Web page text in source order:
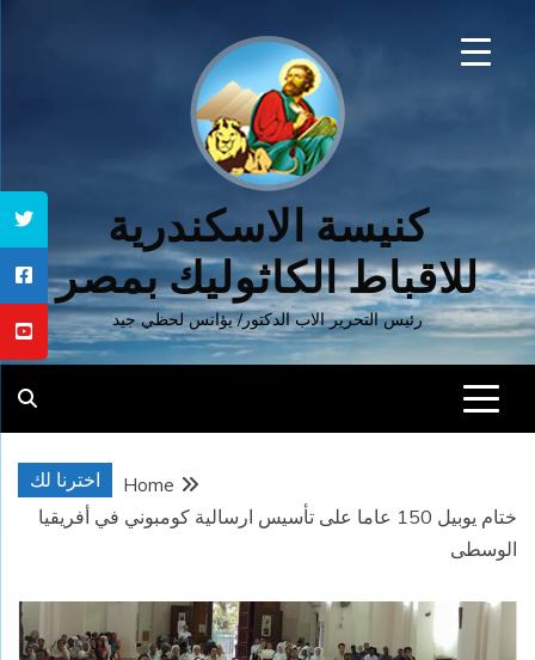
كنيسة الاسكندرية
للاقباط الكاثوليك بمصر
رئيس التحرير الاب الدكتور/ يؤانس لحظي جيد
اخترنا لك
Home
ختام يوبيل 150 عاما على تأسيس ارسالية كومبوني في أفريقيا
الوسطى